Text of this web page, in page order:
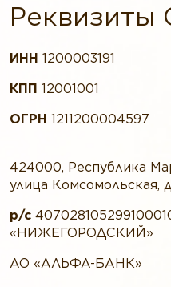
ИНН 1200003191
КПП 12001001
ОГРН 1211200004597
424000, Республика
улица Комсомольская,
р/с
«НИЖЕГОРОДСКИЙ»
АО «АЛЬФА-БАНК»